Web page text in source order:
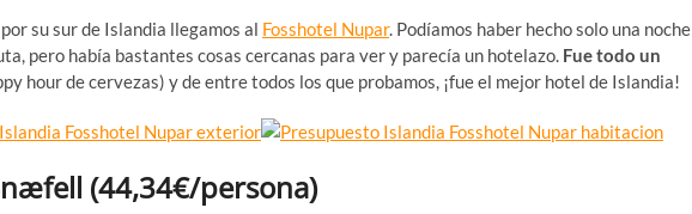
su sur de Islandia llegamos al Fosshotel Nupar. Podíamos haber hecho solo una noche
pero había bastantes cosas cercanas para ver y parecía un hotelazo. Fue todo un
hour de cervezas) y de entre todos los que probamos, ¡fue el mejor hotel de Islandia!
(44,34€/persona)